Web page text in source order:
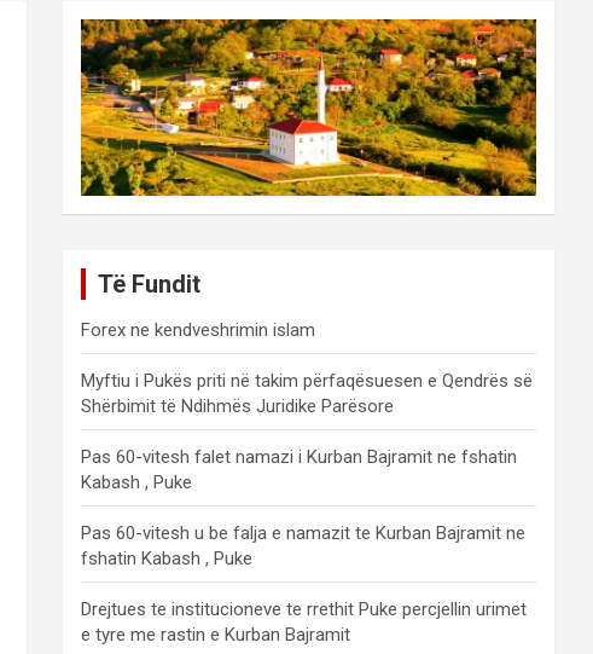
Të Fundit
Forex ne kendveshrimin islam
Myftiu i Pukës priti në takim përfaqësuesen e Qendrës së
Shërbimit të Ndihmës Juridike Parësore
Pas 60-vitesh falet namazi i Kurban Bajramit ne fshatin
Kabash , Puke
Pas 60-vitesh u be falja e namazit te Kurban Bajramit ne
fshatin Kabash , Puke
Drejtues te institucioneve te rrethit Puke percjellin urimet
e tyre me rastin e Kurban Bajramit